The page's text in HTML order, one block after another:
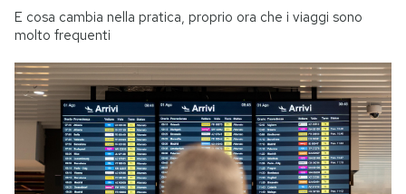
E cosa cambia nella pratica, proprio ora che i viaggi sono
molto frequenti